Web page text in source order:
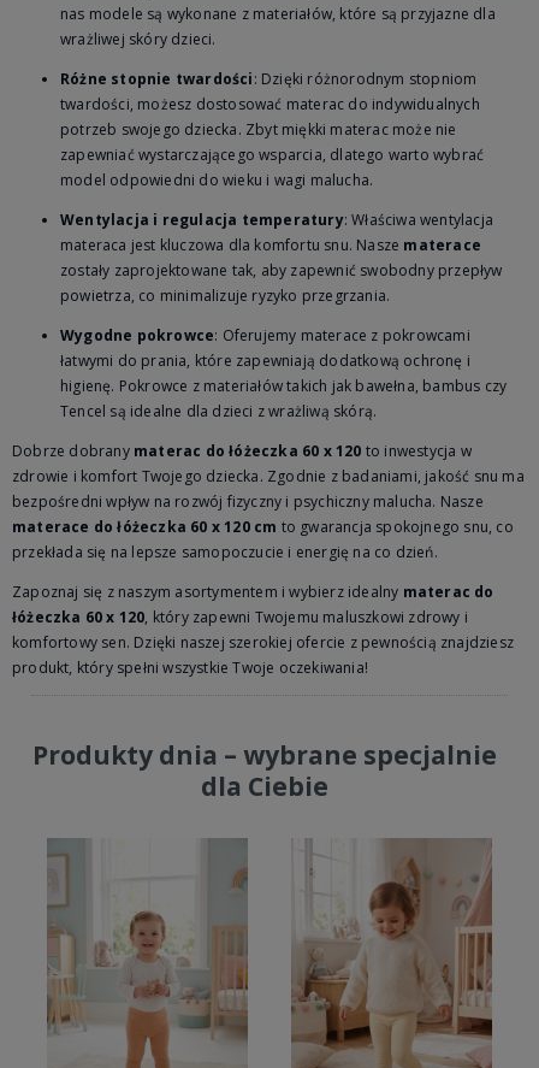
nas modele są wykonane z materiałów, które są przyjazne dla
wrażliwej skóry dzieci.
Różne stopnie twardości: Dzięki różnorodnym stopniom
twardości, możesz dostosować materac do indywidualnych
potrzeb swojego dziecka. Zbyt miękki materac może nie
zapewniać wystarczającego wsparcia, dlatego warto wybrać
model odpowiedni do wieku i wagi malucha.
Wentylacja i regulacja temperatury: Właściwa wentylacja
materaca jest kluczowa dla komfortu snu. Nasze materace
zostały zaprojektowane tak, aby zapewnić swobodny przepływ
powietrza, co minimalizuje ryzyko przegrzania.
Wygodne pokrowce: Oferujemy materace z pokrowcami
łatwymi do prania, które zapewniają dodatkową ochronę i
higienę. Pokrowce z materiałów takich jak bawełna, bambus czy
Tencel są idealne dla dzieci z wrażliwą skórą.
Dobrze dobrany materac do łóżeczka 60 x 120 to inwestycja w
zdrowie i komfort Twojego dziecka. Zgodnie z badaniami, jakość snu ma
bezpośredni wpływ na rozwój fizyczny i psychiczny malucha. Nasze
materace do łóżeczka 60 x 120 cm to gwarancja spokojnego snu, co
przekłada się na lepsze samopoczucie i energię na co dzień.
Zapoznaj się z naszym asortymentem i wybierz idealny materac do
łóżeczka 60 x 120, który zapewni Twojemu maluszkowi zdrowy i
komfortowy sen. Dzięki naszej szerokiej ofercie z pewnością znajdziesz
produkt, który spełni wszystkie Twoje oczekiwania!
Produkty dnia – wybrane specjalnie
dla Ciebie